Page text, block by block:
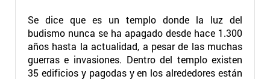
Se dice que es un templo donde la luz del
budismo nunca se ha apagado desde hace 1.300
años hasta la actualidad, a pesar de las muchas
guerras e invasiones. Dentro del templo existen
35 edificios y pagodas y en los alrededores están